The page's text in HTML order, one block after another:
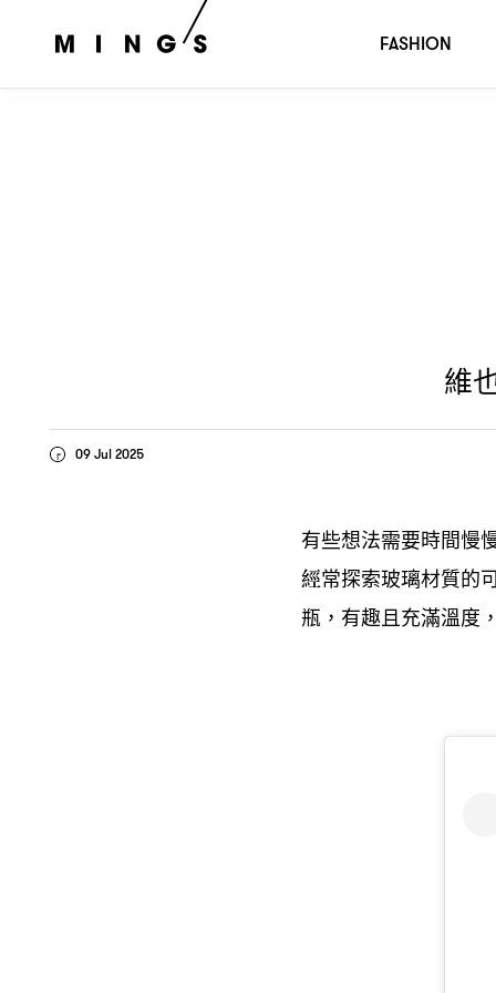
維
09 Jul 2025
有些想法需要時間慢
經常探索玻璃材質的
瓶 ， 有趣且充滿溫度
FASHION
維也納玻璃品牌 ？